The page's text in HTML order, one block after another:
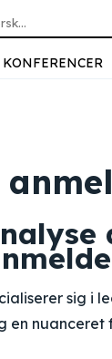
KONFERENCER
sig i